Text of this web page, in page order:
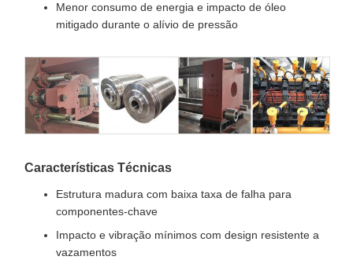
Menor consumo de energia e impacto de óleo
mitigado durante o alívio de pressão
Características Técnicas
Estrutura madura com baixa taxa de falha para
componentes-chave
Impacto e vibração mínimos com design resistente a
vazamentos